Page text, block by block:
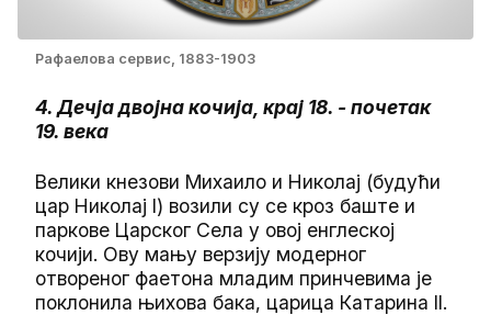
Рафаелова сервис, 1883-1903
4. Дечја двојна кочија, крај 18. - почетак
19. века
Велики кнезови Михаило и Николај (будући
цар Николај I) возили су се кроз баште и
паркове Царског Села у овој енглеској
кочији. Ову мању верзију модерног
отвореног фаетона младим принчевима је
поклонила њихова бака, царица Катарина II.